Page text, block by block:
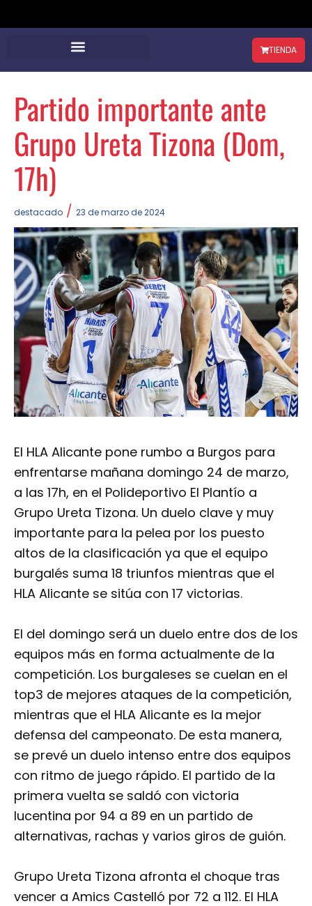
TIENDA
Partido importante ante
Grupo Ureta Tizona (Dom,
17h)
destacado / 23 de marzo de 2024
El HLA Alicante pone rumbo a Burgos para
enfrentarse mañana domingo 24 de marzo,
a las 17h, en el Polideportivo El Plantío a
Grupo Ureta Tizona. Un duelo clave y muy
importante para la pelea por los puesto
altos de la clasificación ya que el equipo
burgalés suma 18 triunfos mientras que el
HLA Alicante se sitúa con 17 victorias.
El del domingo será un duelo entre dos de los
equipos más en forma actualmente de la
competición. Los burgaleses se cuelan en el
top3 de mejores ataques de la competición,
mientras que el HLA Alicante es la mejor
defensa del campeonato. De esta manera,
se prevé un duelo intenso entre dos equipos
con ritmo de juego rápido. El partido de la
primera vuelta se saldó con victoria
lucentina por 94 a 89 en un partido de
alternativas, rachas y varios giros de guión.
Grupo Ureta Tizona afronta el choque tras
vencer a Amics Castelló por 72 a 112. El HLA